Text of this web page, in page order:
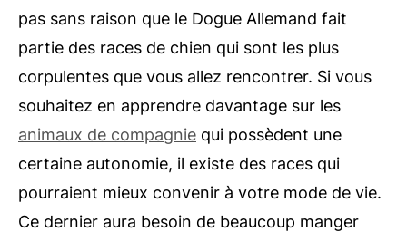
pas sans raison que le Dogue Allemand fait
partie des races de chien qui sont les plus
corpulentes que vous allez rencontrer. Si vous
souhaitez en apprendre davantage sur les
animaux de compagnie qui possèdent une
certaine autonomie, il existe des races qui
pourraient mieux convenir à votre mode de vie.
Ce dernier aura besoin de beaucoup manger